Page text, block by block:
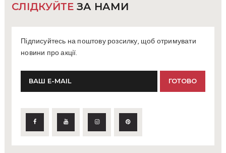
СЛІДКУЙТЕ ЗА НАМИ
Підписуйтесь на поштову розсилку, щоб отримувати
новини про акції.